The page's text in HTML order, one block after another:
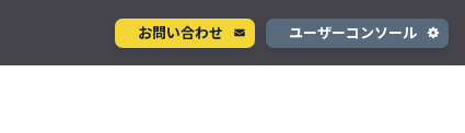
お問い合わせ ユーザーコンソール